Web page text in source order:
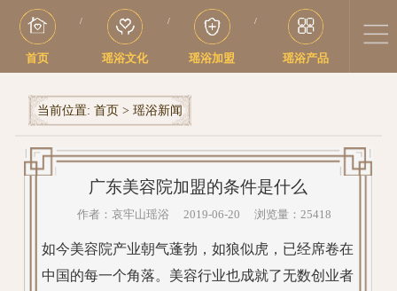
首页
/
瑶浴文化
/
瑶浴加盟
/
瑶浴产品
当前位置: 首页 > 瑶浴新闻
广东美容院加盟的条件是什么
作者：哀牢山瑶浴 2019-06-20 浏览量：25418
如今美容院产业朝气蓬勃，如狼似虎，已经席卷在
中国的每一个角落。美容行业也成就了无数创业者